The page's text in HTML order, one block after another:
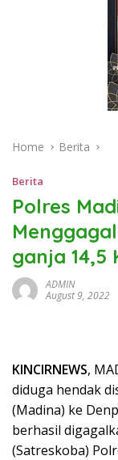
Home Berita
Berita
Polres
ganja 14,5
ADMIN
August 9, 2022
KINCIRNEWS,
diduga hendak
(Madina) ke
berhasil
(Satreskoba)